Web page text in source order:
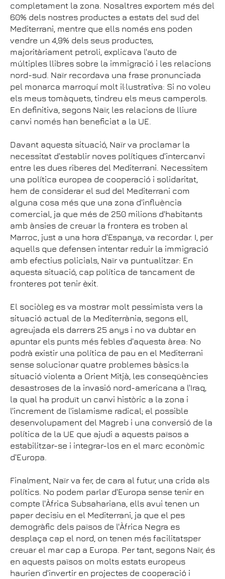
completament la zona. Nosaltres exportem més del
60% dels nostres productes a estats del sud del
Mediterrani, mentre que ells només ens poden
vendre un 4,9% dels seus productes,
majoritàriament petroli, explicava l'auto de
múltiples llibres sobre la immigració i les relacions
nord-sud. Naïr recordava una frase pronunciada
pel monarca marroquí molt il·lustrativa: Si no voleu
els meus tomàquets, tindreu els meus camperols.
En definitiva, segons Naïr, les relacions de lliure
canvi només han beneficiat a la UE.
Davant aquesta situació, Naïr va proclamar la
necessitat d'establir noves polítiques d'intercanvi
entre les dues riberes del Mediterrani. Necessitem
una política europea de cooperació i solidaritat,
hem de considerar el sud del Mediterrani com
alguna cosa més que una zona d'influència
comercial, ja que més de 250 milions d'habitants
amb ànsies de creuar la frontera es troben al
Marroc, just a una hora d'Espanya, va recordar. I, per
aquells que defensen intentar reduir la immigració
amb efectius policials, Naïr va puntualitzar: En
aquesta situació, cap política de tancament de
fronteres pot tenir èxit.
El sociòleg es va mostrar molt pessimista vers la
situació actual de la Mediterrània, segons ell,
agreujada els darrers 25 anys i no va dubtar en
apuntar els punts més febles d'aquesta àrea: No
podrà existir una política de pau en el Mediterrani
sense solucionar quatre problemes bàsics:la
situació violenta a Orient Mitjà, les conseqüències
desastroses de la invasió nord-americana a l'Iraq,
la qual ha produït un canvi històric a la zona i
l'increment de l'islamisme radical; el possible
desenvolupament del Magreb i una conversió de la
política de la UE que ajudi a aquests països a
estabilitzar-se i integrar-los en el marc econòmic
d'Europa.
Finalment, Naïr va fer, de cara al futur, una crida als
polítics. No podem parlar d'Europa sense tenir en
compte l'Àfrica Subsahariana, ells avui tenen un
paper decisiu en el Mediterrani, ja que el pes
demogràfic dels països de l'Àfrica Negra es
desplaça cap el nord, on tenen més facilitatsper
creuar el mar cap a Europa. Per tant, segons Naïr, és
en aquests països on molts estats europeus
haurien d'invertir en projectes de cooperació i